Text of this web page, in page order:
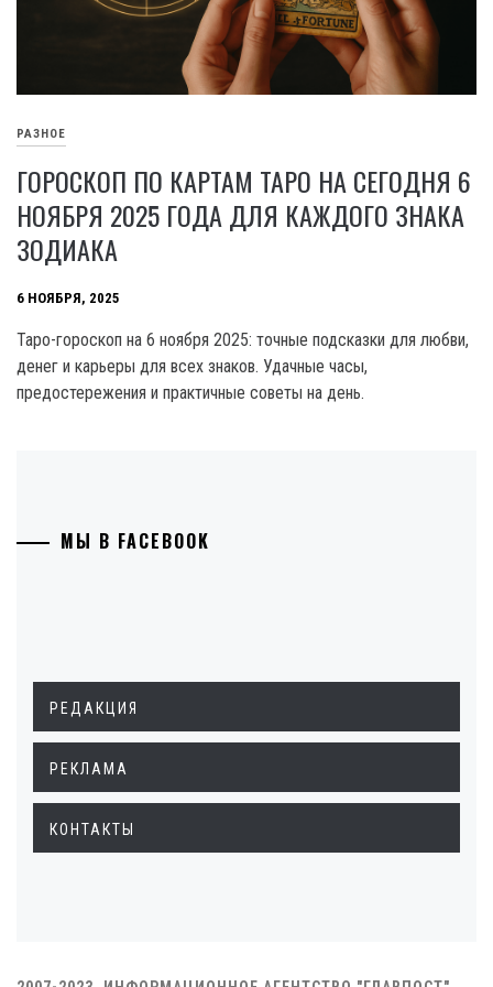
РАЗНОЕ
ГОРОСКОП ПО КАРТАМ ТАРО НА СЕГОДНЯ 6
НОЯБРЯ 2025 ГОДА ДЛЯ КАЖДОГО ЗНАКА
ЗОДИАКА
6 НОЯБРЯ, 2025
Таро-гороскоп на 6 ноября 2025: точные подсказки для любви,
денег и карьеры для всех знаков. Удачные часы,
предостережения и практичные советы на день.
МЫ В FACEBOOK
РЕДАКЦИЯ
РЕКЛАМА
КОНТАКТЫ